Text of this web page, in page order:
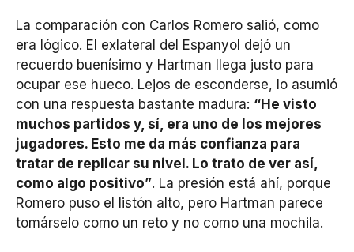
La comparación con Carlos Romero salió, como
era lógico. El exlateral del Espanyol dejó un
recuerdo buenísimo y Hartman llega justo para
ocupar ese hueco. Lejos de esconderse, lo asumió
con una respuesta bastante madura: “He visto
muchos partidos y, sí, era uno de los mejores
jugadores. Esto me da más confianza para
tratar de replicar su nivel. Lo trato de ver así,
como algo positivo”. La presión está ahí, porque
Romero puso el listón alto, pero Hartman parece
tomárselo como un reto y no como una mochila.